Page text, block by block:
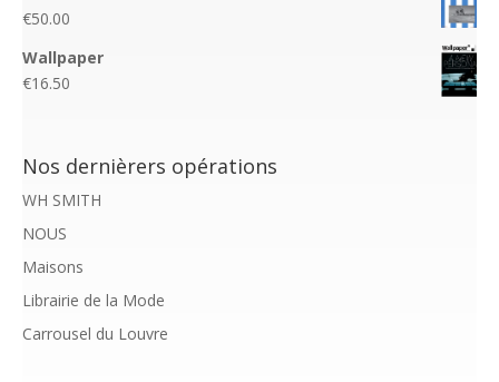
€50.00
Wallpaper
€16.50
Nos dernièrers opérations
WH SMITH
NOUS
Maisons
Librairie de la Mode
Carrousel du Louvre